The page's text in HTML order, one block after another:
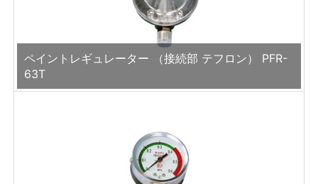
ペイントレギュレーター （接続部 テフロン） PFR-
63T